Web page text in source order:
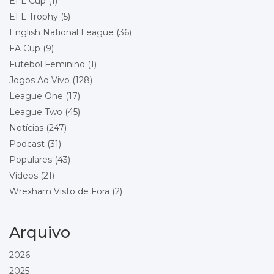
Wrexham
Queens Park Rangers
Local: Racecourse Ground
Championship - Round 23
Stoke City
Wrexham
Local: Bet365 Stadium
Championship - Round 24
Wrexham
Blackburn Rovers
Championship - Round 25
Wrexham
Championship - Round 26
Preston North End
Wrexham
EFL Trophy (5)
English National League (36)
FA Cup (9)
Futebol Feminino (1)
Jogos Ao Vivo (128)
League One (17)
League Two (45)
Notícias (247)
Podcast (31)
Populares (43)
Vídeos (21)
Wrexham Visto de Fora (2)
Arquivo
2026
2025